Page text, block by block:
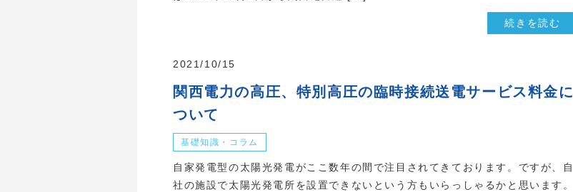
続きを読む
2021/10/15
関西電力の高圧、特別高圧の臨時接続送電サービス料金に
ついて
基礎知識・コラム
自家発電型の太陽光発電がここ数年の間で注目されてきております。ですが、自
社の施設で太陽光発電所を設置できないという方もいらっしゃるかと思います。